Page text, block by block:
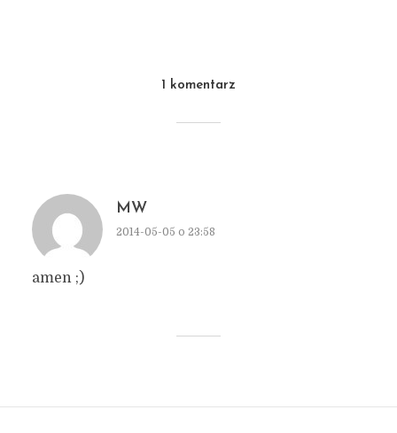
1 komentarz
MW
2014-05-05 o 23:58
amen ;)